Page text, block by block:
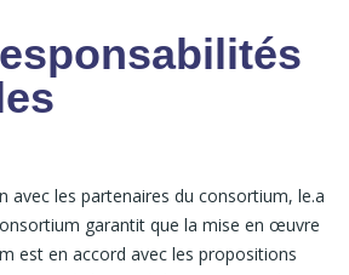
avec les partenaires du consortium, le.a
garantit que la mise en œuvre
est en accord avec les propositions